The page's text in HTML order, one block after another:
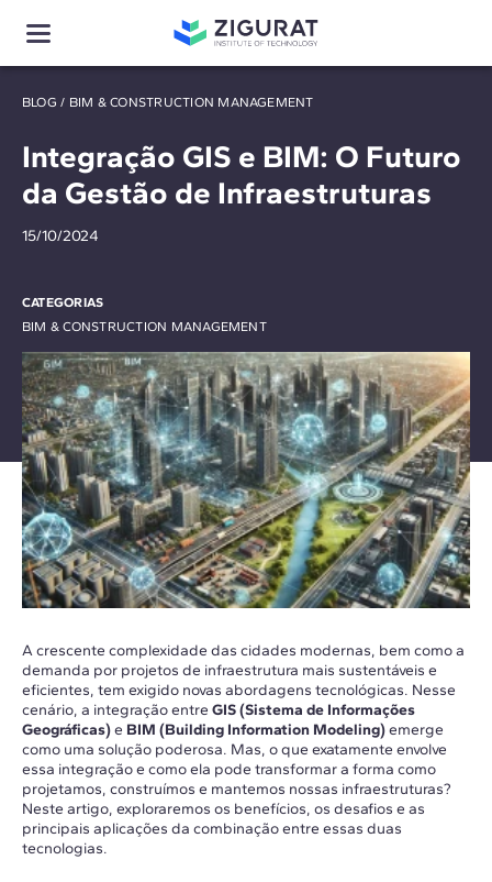
BLOG / BIM & CONSTRUCTION MANAGEMENT
Integração GIS e BIM: O Futuro
da Gestão de Infraestruturas
15/10/2024
CATEGORIAS
BIM & CONSTRUCTION MANAGEMENT
A crescente complexidade das cidades modernas, bem como a
demanda por projetos de infraestrutura mais sustentáveis e
eficientes, tem exigido novas abordagens tecnológicas. Nesse
cenário, a integração entre GIS (Sistema de Informações
Geográficas)e BIM (Building Information Modeling)emerge
como uma solução poderosa. Mas, o que exatamente envolve
essa integração e como ela pode transformar a forma como
projetamos, construímos e mantemos nossas infraestruturas?
Neste artigo, exploraremos os benefícios, os desafios e as
principais aplicações da combinação entre essas duas
tecnologias.